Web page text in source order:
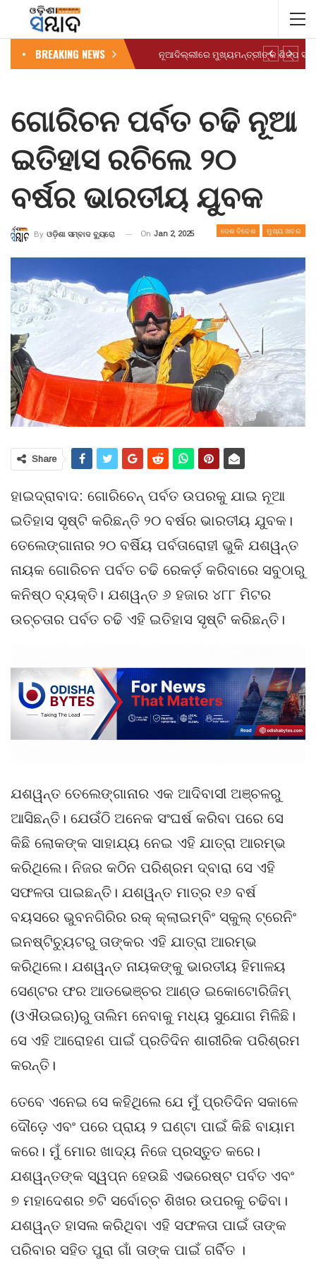
BREAKING NEWS
ଗୋରିଚନ ପର୍ବତ ଚଢି ନୂଆ
ଇତିହାସ ରଚିଲେ ୨୦
ବର୍ଷର ଭାରତୀୟ ଯୁବକ
ଦେଶ ବିଦେଶ ମୁଖ୍ୟ ଖବର
By ଓଡ଼ିଶା ସମ୍ବାଦ ବ୍ୟୁରୋ On Jan 2, 2025
Share
ହାଇଦ୍ରାବାଦ: ଗୋରିଚେନ୍ ପର୍ବତ ଉପରକୁ ଯାଇ ନୂଆ
ଇତିହାସ ସୃଷ୍ଟି କରିଛନ୍ତି ୨୦ ବର୍ଷର ଭାରତୀୟ ଯୁବକ।
ତେଲେଙ୍ଗାନାର ୨୦ ବର୍ଷିୟ ପର୍ବତାରୋହୀ ଭୁକି ଯଶୱନ୍ତ
ନାୟକ ଗୋରିଚନ ପର୍ବତ ଚଢି ରେକର୍ଡ଼ କରିବାରେ ସବୁଠାରୁ
କନିଷ୍ଠ ବ୍ୟକ୍ତି। ଯଶୱନ୍ତ ୬ ହଜାର ୪୮୮ ମିଟର
ଉଚ୍ଚତାର ପର୍ବତ ଚଢି ଏହି ଇତିହାସ ସୃଷ୍ଟି କରିଛନ୍ତି।
ଯଶୱନ୍ତ ତେଲେଙ୍ଗାନାର ଏକ ଆଦିବାସୀ ଅଞ୍ଚଳରୁ
ଆସିଛନ୍ତି। ଯେଉଁଠି ଅନେକ ସଂଘର୍ଷ କରିବା ପରେ ସେ
କିଛି ଲୋକଙ୍କ ସାହାଯ୍ୟ ନେଇ ଏହି ଯାତ୍ରା ଆରମ୍ଭ
କରିଥିଲେ। ନିଜର କଠିନ ପରିଶ୍ରମ ଦ୍ବାରା ସେ ଏହି
ସଫଳତା ପାଇଛନ୍ତି। ଯଶୱନ୍ତ ମାତ୍ର ୧୬ ବର୍ଷ
ବୟସରେ ଭୁବନଗିରିର ରକ୍ କ୍ଲାଇମ୍ବିଂ ସ୍କୁଲ୍ ଟ୍ରେନିଂ
ଇନଷ୍ଟିଚ୍ୟୁଟରୁ ତାଙ୍କର ଏହି ଯାତ୍ରା ଆରମ୍ଭ
କରିଥିଲେ। ଯଶୱନ୍ତ ନାୟକଙ୍କୁ ଭାରତୀୟ ହିମାଳୟ
ସେଣ୍ଟର ଫର ଆଡଭେଞ୍ଚର ଆଣ୍ଡ ଇକୋଟୋରିଜିମ୍
(ଓଐଉଇଋ)ରୁ ତାଲିମ ନେବାକୁ ମଧ୍ୟ ସୁଯୋଗ ମିଳିଛି।
ସେ ଏହି ଆରୋହଣ ପାଇଁ ପ୍ରତିଦିନ ଶାରୀରିକ ପରିଶ୍ରମ
କରନ୍ତି।
ତେବେ ଏନେଇ ସେ କହିଥିଲେ ଯେ ମୁଁ ପ୍ରତିଦିନ ସକାଳେ
ଦୌଡ଼େ ଏବଂ ପରେ ପ୍ରାୟ ୨ ଘଣ୍ଟା ପାଇଁ କିଛି ବାୟାମ
କରେ। ମୁଁ ମୋର ଖାଦ୍ୟ ନିଜେ ପ୍ରସ୍ତୁତ କରେ।
ଯଶୱନ୍ତଙ୍କ ସ୍ୱପ୍ନ ହେଉଛି ଏଭରେଷ୍ଟ ପର୍ବତ ଏବଂ
୭ ମହାଦେଶର ୭ଟି ସର୍ବୋଚ୍ଚ ଶିଖର ଉପରକୁ ଚଢିବା।
ଯଶୱନ୍ତ ହାସଲ କରିଥିବା ଏହି ସଫଳତା ପାଇଁ ତାଙ୍କ
ପରିବାର ସହିତ ପୁରା ଗାଁ ତାଙ୍କ ପାଇଁ ଗର୍ବିତ ।